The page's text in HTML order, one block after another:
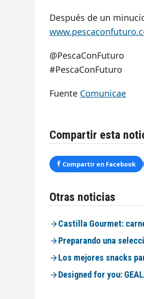
Después de un
@PescaConFuturo
#PescaConFuturo
Fuente Comunicae
Compartir esta
Compartir en Facebook
Otras noticias
Castilla Gourmet:
Preparando una
Los mejores snacks
Designed for you: